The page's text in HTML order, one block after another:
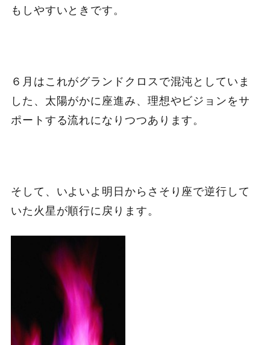
もしやすいときです。
６月はこれがグランドクロスで混沌としていま
した、太陽がかに座進み、理想やビジョンをサ
ポートする流れになりつつあります。
そして、いよいよ明日からさそり座で逆行して
いた火星が順行に戻ります。